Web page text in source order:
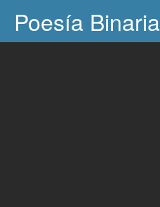
Poesía Binaria